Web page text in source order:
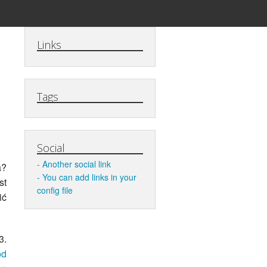
Links
Tags
Social
Another social link
You can add links in your
config file